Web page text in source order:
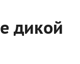
дикой